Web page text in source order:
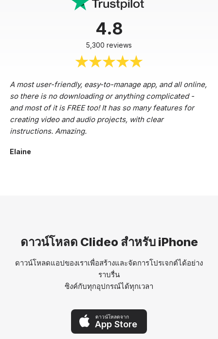
4.8
5,300 reviews
A most user-friendly, easy-to-manage app, and all online,
so there is no downloading or anything complicated -
and most of it is FREE too! It has so many features for
creating video and audio projects, with clear
instructions. Amazing.
Elaine
ดาวน์โหลด Clideo สำหรับ iPhone
ดาวน์โหลดแอปของเราเพื่อสร้างและจัดการโปรเจกต์ได้อย่าง
ราบรื่น
ซิงค์กับทุกอุปกรณ์ได้ทุกเวลา
ดาวน์โหลดจาก
App Store